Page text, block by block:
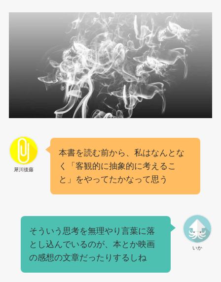
犀川後藤
本書を読む前から、私はなんとな
く「客観的に抽象的に考えるこ
と」をやってたかなって思う
いか
そういう思考を無理やり言葉に落
とし込んでいるのが、本とか映画
の感想の文章だったりするしね